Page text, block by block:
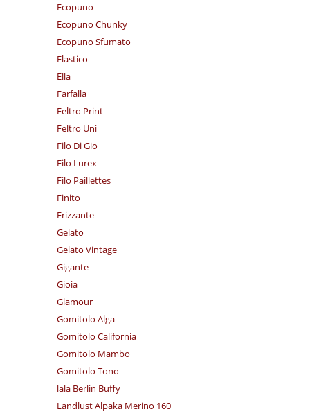
Ecopuno
Ecopuno Chunky
Ecopuno Sfumato
Elastico
Ella
Farfalla
Feltro Print
Feltro Uni
Filo Di Gio
Filo Lurex
Filo Paillettes
Finito
Frizzante
Gelato
Gelato Vintage
Gigante
Gioia
Glamour
Gomitolo Alga
Gomitolo California
Gomitolo Mambo
Gomitolo Tono
lala Berlin Buffy
Landlust Alpaka Merino 160